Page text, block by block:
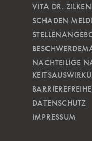
VITA DR.
SCHADEN
NACHTEILIGE
DATENSCHUTZ
IMPRESSUM